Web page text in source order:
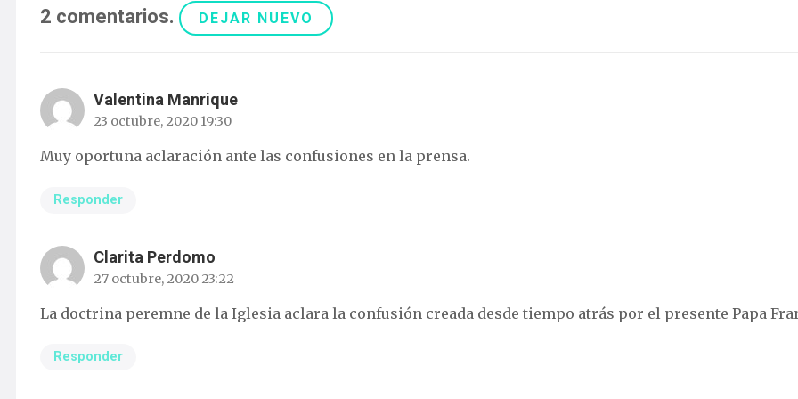
2 comentarios. DEJAR NUEVO
Valentina Manrique
23 octubre, 2020 19:30
Muy oportuna aclaración ante las confusiones en la prensa.
Responder
Clarita Perdomo
27 octubre, 2020 23:22
La doctrina peremne de la Iglesia aclara la confusión creada desde tiempo atrás por el presente Papa
Responder